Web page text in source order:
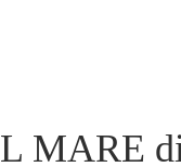
MARE